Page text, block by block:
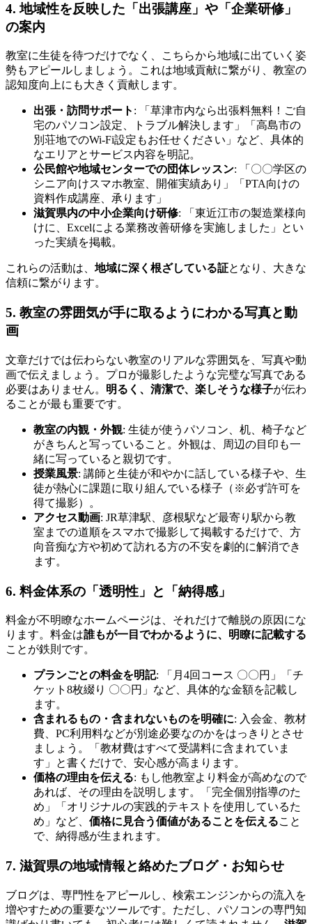
4. 地域性を反映した「出張講座」や「企業研修」
の案内
教室に生徒を待つだけでなく、こちらから地域に出ていく姿
勢もアピールしましょう。これは地域貢献に繋がり、教室の
認知度向上にも大きく貢献します。
出張・訪問サポート : 「草津市内なら出張料無料！ご自
宅のパソコン設定、トラブル解決します」「高島市の
別荘地でのWi-Fi設定もお任せください」など、具体的
なエリアとサービス内容を明記。
公民館や地域センターでの団体レッスン: 「〇〇学区の
シニア向けスマホ教室、開催実績あり」「PTA向けの
資料作成講座、承ります」
滋賀県内の中小企業向け研修: 「東近江市の製造業様向
けに、Excelによる業務改善研修を実施しました」とい
った実績を掲載。
これらの活動は、 地域に深く根ざしている証となり、大きな
信頼に繋がります。
5. 教室の雰囲気が手に取るようにわかる写真と動
画
文章だけでは伝わらない教室のリアルな雰囲気を、写真や動
画で伝えましょう。プロが撮影したような完璧な写真である
必要はありません。 明るく、清潔で、楽しそうな様子が伝わ
ることが最も重要です。
教室の内観・外観: 生徒が使うパソコン、机、椅子など
がきちんと写っていること。外観は、周辺の目印も一
緒に写っていると親切です。
授業風景: 講師と生徒が和やかに話している様子や、生
徒が熱心に課題に取り組んでいる様子（※必ず許可を
得て撮影）。
アクセス動画: JR草津駅、彦根駅など最寄り駅から教
室までの道順をスマホで撮影して掲載するだけで、方
向音痴な方や初めて訪れる方の不安を劇的に解消でき
ます。
6. 料金体系の「透明性」と「納得感」
料金が不明瞭なホームページは、それだけで離脱の原因にな
ります。料金は誰もが一目でわかるように、明瞭に記載する
ことが鉄則です。
プランごとの料金を明記: 「月4回コース 〇〇円」「チ
ケット8枚綴り 〇〇円」など、具体的な金額を記載し
ます。
含まれるもの・含まれないものを明確に: 入会金、教材
費、PC利用料などが別途必要なのかをはっきりとさせ
ましょう。「教材費はすべて受講料に含まれていま
す」と書くだけで、安心感が高まります。
価格の理由を伝える: もし他教室より料金が高めなので
あれば、その理由を説明します。「完全個別指導のた
め」「オリジナルの実践的テキストを使用しているた
め」など、 価格に見合う価値があることを伝えること
で、納得感が生まれます。
7. 滋賀県の地域情報と絡めたブログ・お知らせ
ブログは、専門性をアピールし、検索エンジンからの流入を
増やすための重要なツールです。ただし、パソコンの専門知